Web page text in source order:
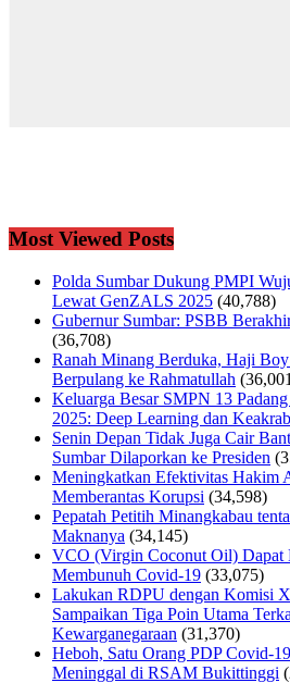
Most Viewed Posts
Polda Sumbar Dukung PMPI
Lewat GenZALS 2025 (40,788)
Gubernur Sumbar: PSBB
(36,708)
Ranah Minang Berduka, Haji
Berpulang ke Rahmatullah
Keluarga Besar SMPN 13
2025: Deep Learning dan
Senin Depan Tidak Juga Cair
Sumbar Dilaporkan ke Presiden
Meningkatkan Efektivitas Hakim
Memberantas Korupsi (34,598)
Pepatah Petitih Minangkabau
Maknanya (34,145)
VCO (Virgin Coconut Oil) Dapat
Membunuh Covid-19 (33,075)
Lakukan RDPU dengan Komisi
Sampaikan Tiga Poin Utama
Kewarganegaraan (31,370)
Heboh, Satu Orang PDP Covid-
Meninggal di RSAM Bukittinggi